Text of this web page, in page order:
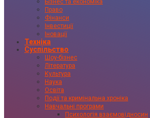
Бізнес та економіка
Право
Фінанси
Інвестиції
Іновації
Техніка
Суспільство
Шоу-бізнес
Література
Культура
Наука
Освіта
Події та кримінальна хроніка
Навчальні програми
Психологія взаємовідносин